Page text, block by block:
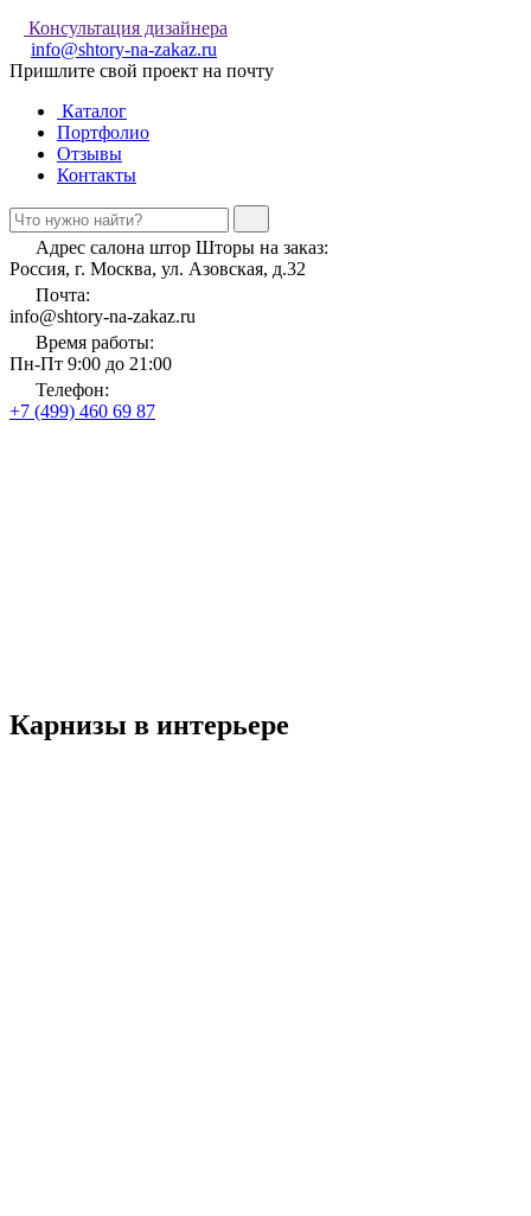
Консультация дизайнера
info@shtory-na-zakaz.ru
Пришлите свой проект на почту
Каталог
Портфолио
Отзывы
Контакты
Адрес салона штор Шторы на заказ:
Россия, г. Москва, ул. Азовская, д.32
Почта:
info@shtory-na-zakaz.ru
Время работы:
Пн-Пт 9:00 до 21:00
Телефон:
+7 (499) 460 69 87
Карнизы в интерьере